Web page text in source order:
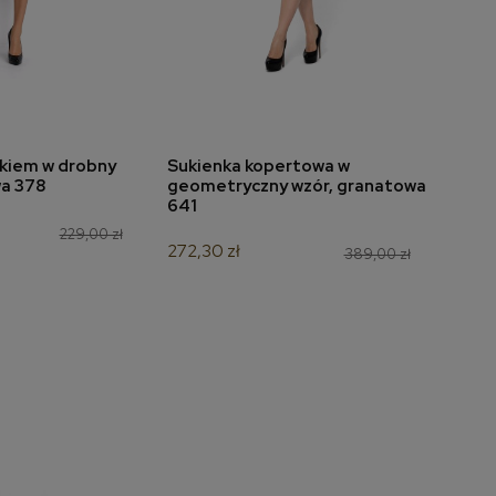
koszyka
w drobny
378
229,00 zł
dodaj do koszyka
Sukienka kopertowa w
geometryczny wzór, granatowa
641
389,00 zł
272,30 zł